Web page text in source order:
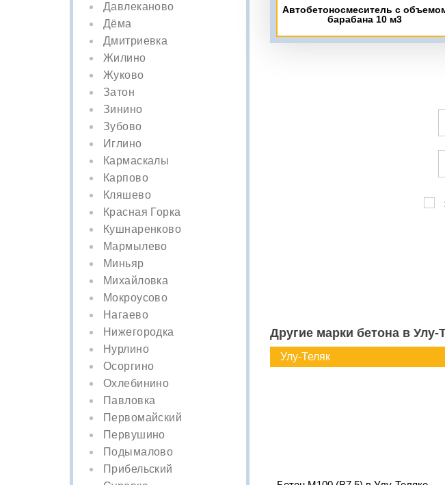
Давлеканово
Дёма
Дмитриевка
Жилино
Жуково
Затон
Зинино
Зубово
Иглино
Кармаскалы
Карпово
Кляшево
Красная Горка
Кушнаренково
Мармылево
Миньяр
Михайловка
Мокроусово
Нагаево
Нижегородка
Нурлино
Осоргино
Охлебинино
Павловка
Первомайский
Первушино
Подымалово
Прибельский
Автобетоносмеситель с
барабана 10 м3
Другие марки бетона в Улу-
Улу-Теляк